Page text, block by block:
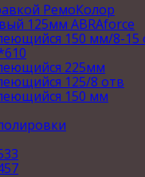
РемоКолор
125мм ABRAforce
150 мм/8-15
225мм
125/8 отв
150 мм